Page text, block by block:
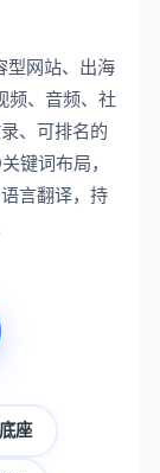
型网站、出海
频、音频、社
、可排名的
键词布局，
言翻译，持
座